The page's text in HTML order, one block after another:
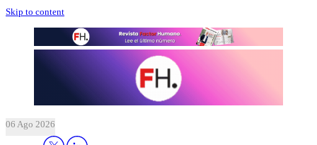
Skip to content
06 Ago 2026